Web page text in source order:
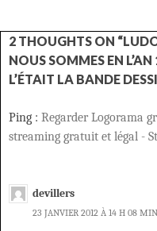
2 THOUGHTS ON
NOUS SOMMES EN
L’ÉTAIT LA BANDE
Ping : Regarder Logorama
streaming gratuit et légal -
devillers
23 JANVIER 2012 À 14 H 08 MIN